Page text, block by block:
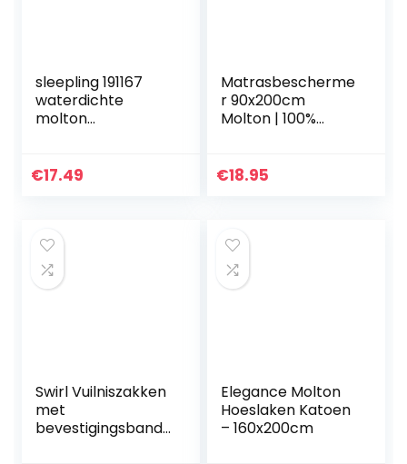
sleepling 191167
waterdichte
molton
ger met
€17.49
Matrasbescherme
r 90x200cm
Molton | 100%
matras tegen stof
€18.95
Swirl Vuilniszakken
met
bevestigingsband,
Elegance Molton
Hoeslaken Katoen
– 160x200cm